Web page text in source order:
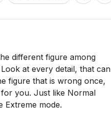
different figure among
at every detail, that can
figure that is wrong once,
you. Just like Normal
Extreme mode.